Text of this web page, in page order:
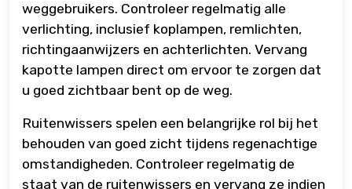
weggebruikers. Controleer regelmatig alle
verlichting, inclusief koplampen, remlichten,
richtingaanwijzers en achterlichten. Vervang
kapotte lampen direct om ervoor te zorgen dat
u goed zichtbaar bent op de weg.
Ruitenwissers spelen een belangrijke rol bij het
behouden van goed zicht tijdens regenachtige
omstandigheden. Controleer regelmatig de
staat van de ruitenwissers en vervang ze indien